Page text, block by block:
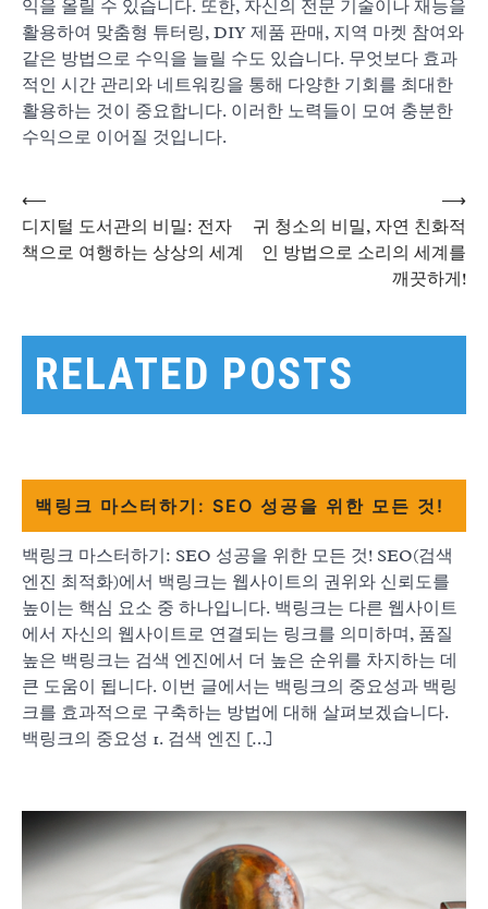
익을 올릴 수 있습니다. 또한, 자신의 전문 기술이나 재능을
활용하여 맞춤형 튜터링, DIY 제품 판매, 지역 마켓 참여와
같은 방법으로 수익을 늘릴 수도 있습니다. 무엇보다 효과
적인 시간 관리와 네트워킹을 통해 다양한 기회를 최대한
활용하는 것이 중요합니다. 이러한 노력들이 모여 충분한
수익으로 이어질 것입니다.
글
색
⟵
디지털 도서관의 비밀: 전자
책으로 여행하는 상상의 세계
귀 청소의 비밀, 자연 친화적
인 방법으로 소리의 세계를
깨끗하게!
⟶
RELATED POSTS
백링크 마스터하기: SEO 성공을 위한 모든 것!
백링크 마스터하기: SEO 성공을 위한 모든 것! SEO(검색
엔진 최적화)에서 백링크는 웹사이트의 권위와 신뢰도를
높이는 핵심 요소 중 하나입니다. 백링크는 다른 웹사이트
에서 자신의 웹사이트로 연결되는 링크를 의미하며, 품질
높은 백링크는 검색 엔진에서 더 높은 순위를 차지하는 데
큰 도움이 됩니다. 이번 글에서는 백링크의 중요성과 백링
크를 효과적으로 구축하는 방법에 대해 살펴보겠습니다.
백링크의 중요성 1. 검색 엔진 […]